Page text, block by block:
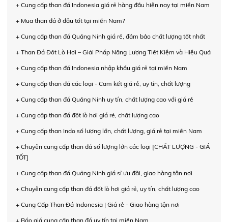
+ Cung cấp than đá Indonesia giá rẻ hàng đầu hiện nay tại miền Nam
+ Mua than đá ở đâu tốt tại miền Nam?
+ Cung cấp than đá Quảng Ninh giá rẻ, đảm bảo chất lượng tốt nhất
+ Than Đá Đốt Lò Hơi – Giải Pháp Năng Lượng Tiết Kiệm và Hiệu Quả
+ Cung cấp than đá Indonesia nhập khẩu giá rẻ tại miền Nam
+ Cung cấp than đá các loại - Cam kết giá rẻ, uy tín, chất lượng
+ Cung cấp than đá Quảng Ninh uy tín, chất lượng cao với giá rẻ
+ Cung cấp than đá đốt lò hơi giá rẻ, chất lượng cao
+ Cung cấp than Indo số lượng lớn, chất lượng, giá rẻ tại miền Nam
+ Chuyên cung cấp than đá số lượng lớn các loại [CHẤT LƯỢNG - GIÁ
TỐT]
+ Cung cấp than đá Quảng Ninh giá sỉ ưu đãi, giao hàng tận nơi
+ Chuyên cung cấp than đá đốt lò hơi giá rẻ, uy tín, chất lượng cao
+ Cung Cấp Than Đá Indonesia | Giá rẻ - Giao hàng tận nơi
+ Báo giá cung cấp than đá uy tín tại miền Nam